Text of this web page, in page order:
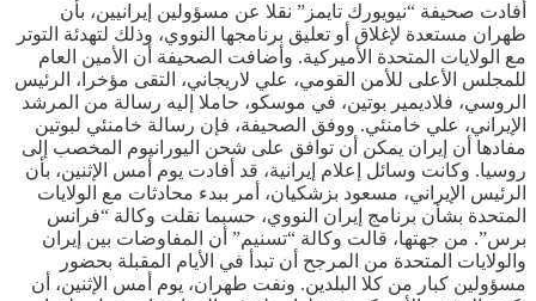
أفادت صحيفة “نيويورك تايمز” نقلا عن مسؤولين إيرانيين، بأن
طهران مستعدة لإغلاق أو تعليق برنامجها النووي، وذلك لتهدئة التوتر
مع الولايات المتحدة الأميركية. وأضافت الصحيفة أن الأمين العام
للمجلس الأعلى ‌للأمن القومي، علي لاريجاني، التقى مؤخرا، الرئيس
الروسي، فلاديمير بوتين، في موسكو، حاملا إليه رسالة من المرشد
الإيراني، علي خامنئي. ووفق الصحيفة، فإن رسالة خامنئي لبوتين
مفادها أن إيران يمكن أن توافق على شحن اليورانيوم المخصب إلى
روسيا. وكانت وسائل إعلام إيرانية، قد أفادت يوم أمس الإثنين، بأن
الرئيس الإيراني، مسعود بزشكيان، أمر ببدء محادثات مع الولايات
المتحدة بشأن برنامج إيران النووي، حسبما نقلت وكالة “فرانس
برس”. من جهتها، قالت وكالة “تسنيم” أن المفاوضات بين إيران
والولايات المتحدة من المرجح أن تبدأ في الأيام المقبلة بحضور
مسؤولين كبار من كلا البلدين. ونفت طهران، يوم أمس الإثنين، أن